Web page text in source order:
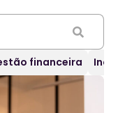
financeira